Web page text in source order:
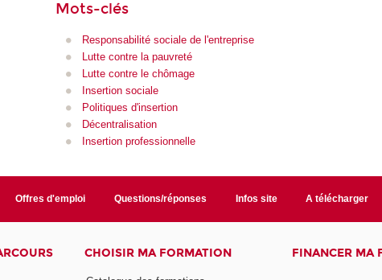
Mots-clés
Responsabilité sociale de l'entreprise
Lutte contre la pauvreté
Lutte contre le chômage
Insertion sociale
Politiques d'insertion
Décentralisation
Insertion professionnelle
Offres d'emploi Questions/réponses Infos site A télécharger
CHOISIR MA FORMATION FINANCER MA